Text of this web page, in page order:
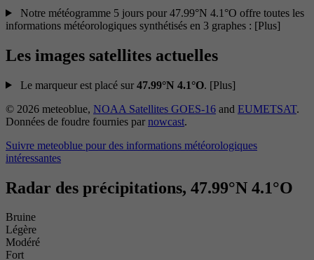
Notre météogramme 5 jours pour 47.99°N 4.1°O offre toutes les
informations météorologiques synthétisés en 3 graphes : [Plus]
Les images satellites actuelles
Le marqueur est placé sur 47.99°N 4.1°O. [Plus]
© 2026 meteoblue, NOAA Satellites GOES-16 and EUMETSAT.
Données de foudre fournies par nowcast.
Suivre meteoblue pour des informations météorologiques
intéressantes
Radar des précipitations, 47.99°N 4.1°O
Bruine
Légère
Modéré
Fort